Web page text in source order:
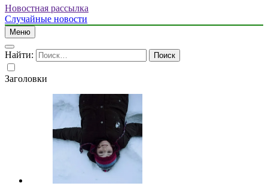
Новостная рассылка
Случайные новости
Меню
Найти:
Заголовки